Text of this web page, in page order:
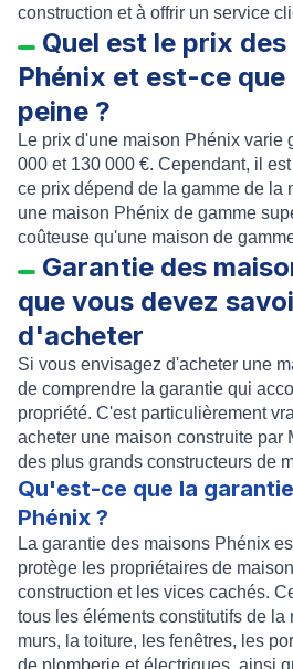
construction et à offrir un service
Quel est le prix
Phénix et est-ce que
peine ?
Le prix d'une maison Phénix varie
000 et 130 000 €. Cependant, il
ce prix dépend de la gamme de la
une maison Phénix de gamme
coûteuse qu'une maison de
Garantie des
que vous devez
d'acheter
Si vous envisagez d'acheter une
de comprendre la garantie qui
propriété. C'est particulièrement
acheter une maison construite par
des plus grands constructeurs de
Qu'est-ce que la
Phénix ?
La garantie des maisons Phénix
protège les propriétaires de
construction et les vices cachés.
tous les éléments constitutifs de la
murs, la toiture, les fenêtres, les
de plomberie et électriques, ainsi